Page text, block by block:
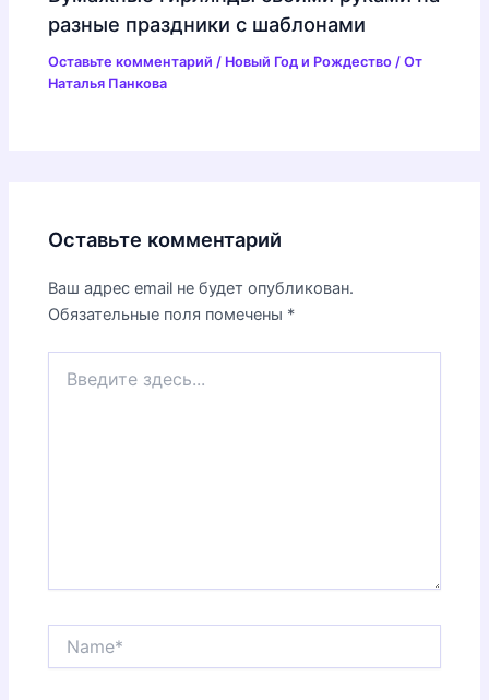
разные праздники с шаблонами
Оставьте комментарий / Новый Год и Рождество / От
Наталья Панкова
Оставьте комментарий
Ваш адрес email не будет опубликован.
Обязательные поля помечены *
здесь...